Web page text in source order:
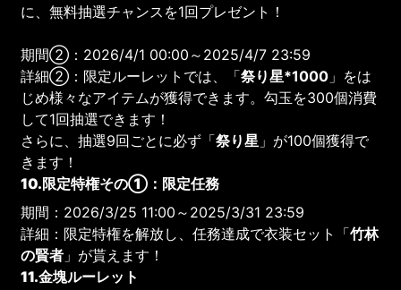
に、無料抽選チャンスを1回プレゼント！
期間②：2026/4/1 00:00～2025/4/7 23:59
詳細②：限定ルーレットでは、「祭り星*1000 」をは
じめ様々なアイテムが獲得できます。勾玉を300個消費
して1回抽選できます！
さらに、抽選9回ごとに必ず「祭り星 」が100個獲得で
きます！
10.限定特権その①：限定任務
期間：2026/3/25 11:00～2025/3/31 23:59
詳細：限定特権を解放し、任務達成で衣装セット「竹林
の賢者 」が貰えます！
11.金塊ルーレット